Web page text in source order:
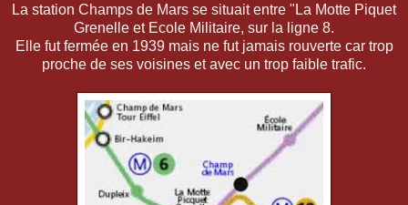
La station Champs de Mars se situait entre "La Motte Piquet
Grenelle et Ecole Militaire, sur la ligne 8.
Elle fut fermée en 1939 mais ne fut jamais rouverte car trop
proche de ses voisines et avec un trop faible trafic.